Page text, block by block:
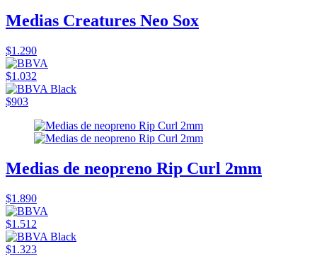
Medias Creatures Neo Sox
$1.290
$1.032
$903
Medias de neopreno Rip Curl 2mm
$1.890
$1.512
$1.323